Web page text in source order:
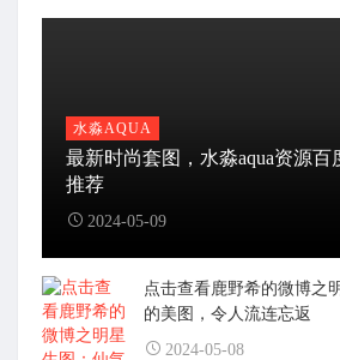
水淼AQUA
最新时尚套图，水淼aqua资源百
推荐
2024-05-09
点击查看鹿野希的微博之
的美图，令人流连忘返
2024-05-08